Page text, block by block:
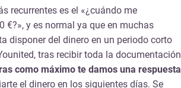
recurrentes es el «¿cuándo me
€?», y es normal ya que en muchas
disponer del dinero en un periodo corto
tras recibir toda la documentación
como máximo te damos una respuesta
el dinero en los siguientes días. Se